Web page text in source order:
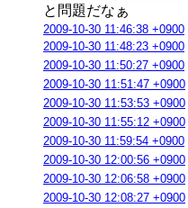
と問題だなぁ
2009-10-30 11:46:38 +0900
2009-10-30 11:48:23 +0900
2009-10-30 11:50:27 +0900
2009-10-30 11:51:47 +0900
2009-10-30 11:53:53 +0900
2009-10-30 11:55:12 +0900
2009-10-30 11:59:54 +0900
2009-10-30 12:00:56 +0900
2009-10-30 12:06:58 +0900
2009-10-30 12:08:27 +0900